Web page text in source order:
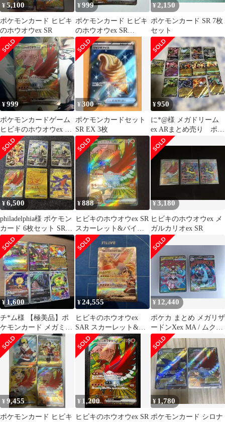
¥5,100
ポケモンカード ヒビキ
のホウオウex SR
¥999
ポケモンカード ヒビキ
のホウオウex SR
077/063
¥2,150
ポケモンカード SR 7枚
セット
¥999
ポケモンカードゲーム
ヒビキのホウオウex SR
077/063 引退品
¥300
ポケモンカードセット
SR EX 3枚
¥950
に*@様 メガドリーム
ex ARまとめ売り ポケ
モン
¥6,500
philadelphia様 ポケモン
カード 6枚セット SR
UR AR
¥888
ヒビキのホウオウex SR
スカーレット&バイオ
レット 強化拡張パック
熱風の…
¥3,180
ヒビキのホウオウex メ
ガルカリオex SR
¥1,600
チ*ム様 【極美品】ポ
ケモンカード メガミミ
ロップex SAR, RR //
¥24,555
ヒビキのホウオウex
SAR スカーレット&バ
イオレット 強化拡張パ
ック 熱風…
¥ 12,440
ポケカ まとめ メガリザ
ードンXex MA / ムク
SR / 他 26枚セット
¥9,455
ポケモンカード ヒビキ
¥ 1,200
ヒビキのホウオウex SR
¥ 1,780
ポケモンカード シロナ